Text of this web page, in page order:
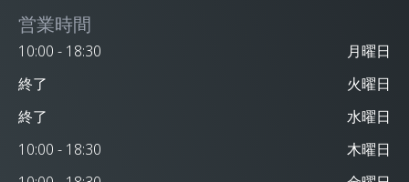
営業時間
10:00 - 18:30
月曜日
終了
火曜日
終了
水曜日
10:00 - 18:30
木曜日